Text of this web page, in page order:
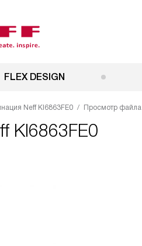
FLEX DESIGN
Neff KI6863FE0 Просмотр файла
KI6863FE0